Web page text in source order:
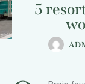
5